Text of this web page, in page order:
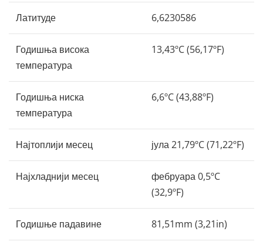
Латитуде 6,6230586
Годишња висока
температура
13,43ºC (56,17ºF)
Годишња ниска
температура
6,6ºC (43,88ºF)
Најтоплији месец јула 21,79ºC (71,22ºF)
Најхладнији месец
фебруара 0,5ºC
(32,9ºF)
Годишње падавине 81,51mm (3,21in)